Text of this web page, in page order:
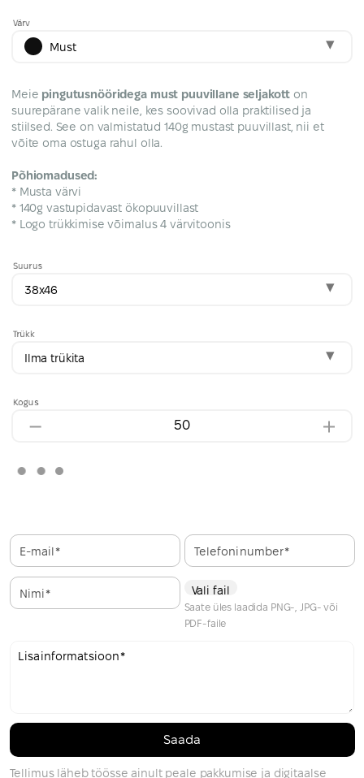
Must
Värv
Meie pingutusnööridega must puuvillane seljakott on
suurepärane valik neile, kes soovivad olla praktilised ja
stiilsed. See on valmistatud 140g mustast puuvillast, nii et
võite oma ostuga rahul olla.
Põhiomadused:
* Musta värvi
* 140g vastupidavast ökopuuvillast
* Logo trükkimise võimalus 4 värvitoonis
38x46
Suurus
Ilma trükita
Trükk
Kogus
E-mail Telefoninumber
Nimi Vali fail
Saate üles laadida PNG-, JPG- või
PDF-faile
Lisainformatsioon
Tellimus läheb töösse ainult peale pakkumise ja digitaalse